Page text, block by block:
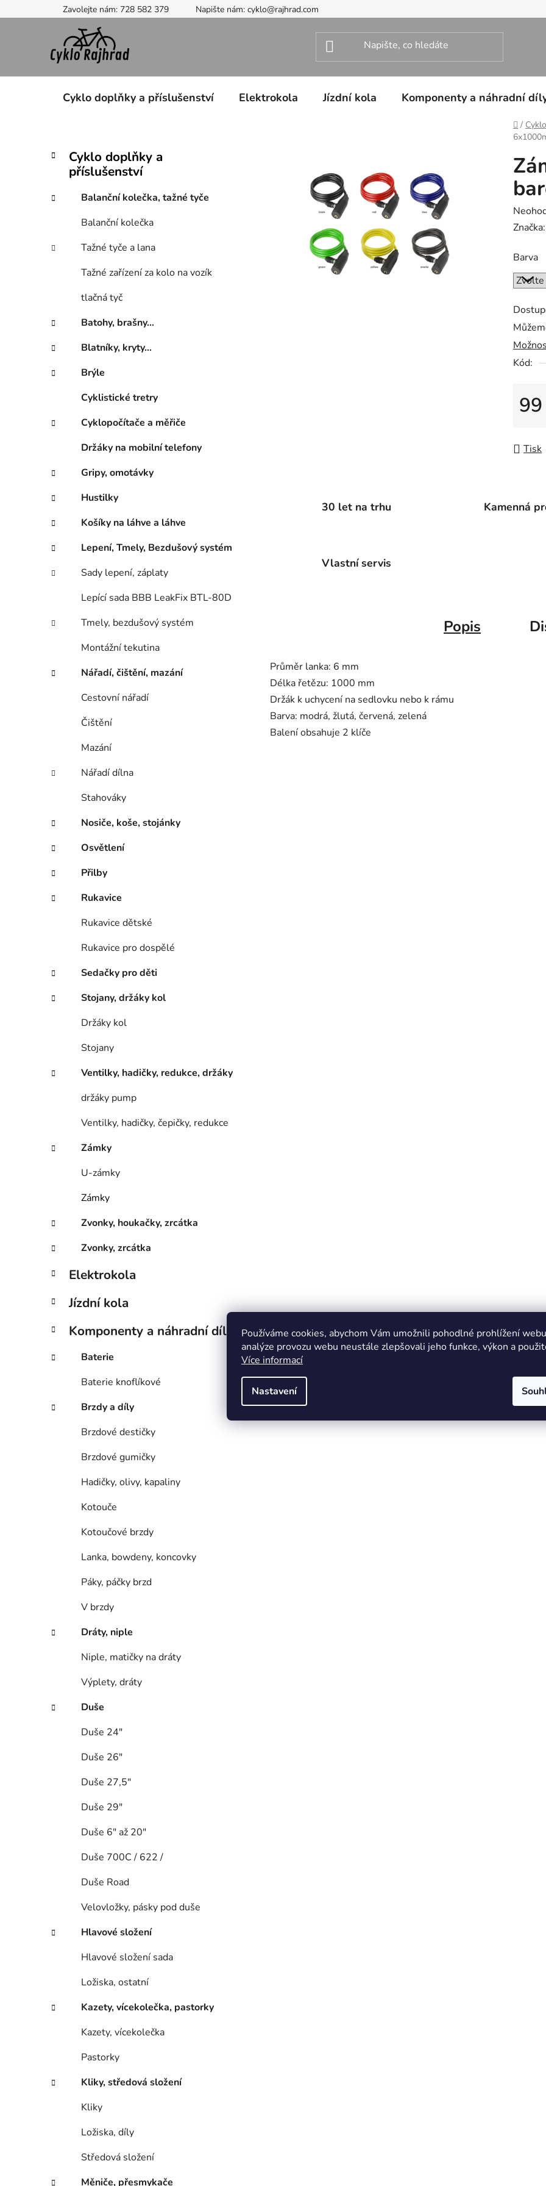
Používáme cookies, abychom Vám umožnili pohodlné prohlížení
analýze provozu webu neustále zlepšovali jeho funkce, výkon a
Více informací
Nastavení
na
Zavolejte nám: 728 582 379 Napište nám: cyklo@rajhrad.com
Cyklo doplňky a příslušenství Elektrokola Jízdní kola Komponenty a náhradní
Domů
/
P
t
n
n
e
l
Přeskočit
kategorie
K
a
g
i
e
Cyklo doplňky a
příslušenství
Balanční kolečka, tažné tyče
Balanční kolečka
Tažné tyče a lana
Tažné zařízení za kolo na vozík
tlačná tyč
Batohy, brašny...
Blatníky, kryty...
Brýle
Cyklistické tretry
Cyklopočítače a měřiče
Držáky na mobilní telefony
Gripy, omotávky
Hustilky
Košíky na láhve a láhve
Lepení, Tmely, Bezdušový systém
Sady lepení, záplaty
Lepící sada BBB LeakFix BTL-80D
Tmely, bezdušový systém
Montážní tekutina
Nářadí, čištění, mazání
Cestovní nářadí
Čištění
Mazání
Nářadí dílna
Stahováky
Nosiče, koše, stojánky
Osvětlení
Přilby
Rukavice
Rukavice dětské
Rukavice pro dospělé
Sedačky pro děti
Stojany, držáky kol
Držáky kol
Stojany
Ventilky, hadičky, redukce, držáky
držáky pump
Ventilky, hadičky, čepičky, redukce
Zámky
U-zámky
Zámky
Zvonky, houkačky, zrcátka
Zvonky, zrcátka
Elektrokola
Jízdní kola
Komponenty a náhradní díly
Baterie
Baterie knoflíkové
Brzdy a díly
Brzdové destičky
Brzdové gumičky
Hadičky, olivy, kapaliny
Kotouče
Kotoučové brzdy
Lanka, bowdeny, koncovky
Páky, páčky brzd
V brzdy
Dráty, niple
Niple, matičky na dráty
Výplety, dráty
Duše
Duše 24"
Duše 26"
Duše 27,5"
Duše 29"
Duše 6" až 20"
Duše 700C / 622 /
Duše Road
Velovložky, pásky pod duše
Hlavové složení
Hlavové složení sada
Ložiska, ostatní
Kazety, vícekolečka, pastorky
Kazety, vícekolečka
Pastorky
Kliky, středová složení
Kliky
Ložiska, díly
Středová složení
Měniče, přesmykače
je
0,0
z
5
Značka:
Barva
Kód:
Tisk
30 let na trhu Kamenná
Vlastní servis
Popis
Průměr lanka: 6 mm
Délka řetězu: 1000 mm
Držák k uchycení na sedlovku nebo k rámu
Barva: modrá, žlutá, červená, zelená
Balení obsahuje 2 klíče